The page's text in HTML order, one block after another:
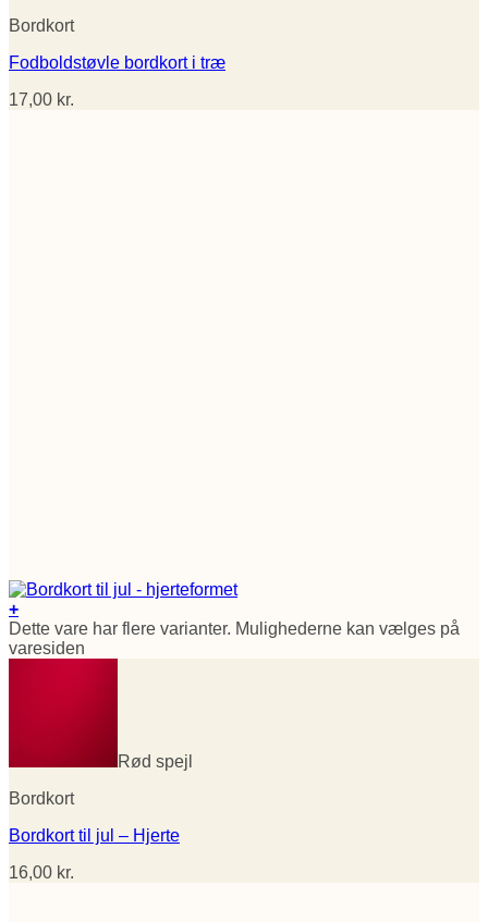
Bordkort
Fodboldstøvle bordkort i træ
17,00 kr.
+
Dette vare har flere varianter. Mulighederne kan vælges på
varesiden
Rød spejl
Bordkort
Bordkort til jul – Hjerte
16,00 kr.